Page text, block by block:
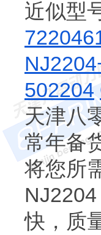
近似型
502204
天津八
常年备
将您所
快，质